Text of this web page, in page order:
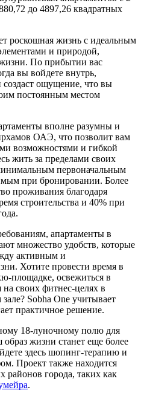
до 4897,26 квадратных
роскошная жизнь с идеальным
и природой,
По прибытии вас
вы войдете внутрь,
ощущение, что вы
постоянным местом
вполне разумны и
ОАЭ, что позволит вам
возможностями и гибкой
жить за пределами своих
первоначальным
при бронировании. Более
проживания благодаря
строительства и 40% при
апартаменты в
множество удобств, которые
активным и
Хотите провести время в
площадке, освежиться в
на своих фитнес-целях в
Sobha One учитывает
практичное решение.
18-луночному полю для
жизни станет еще более
здесь шопинг-терапию и
Проект также находится
районов города, таких как
.